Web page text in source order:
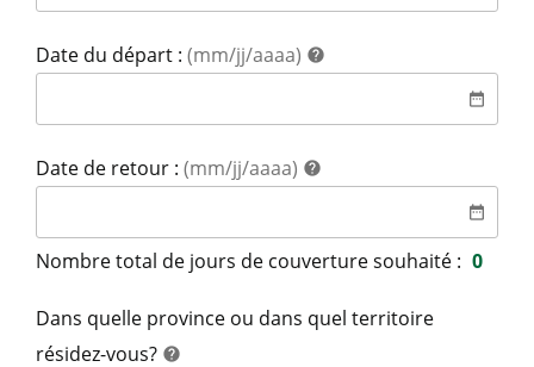
Date du départ : (mm/jj/aaaa) help
date_range
Date de retour : (mm/jj/aaaa) help
date_range
Nombre total de jours de couverture souhaité : 0
Dans quelle province ou dans quel territoire
résidez-vous? help